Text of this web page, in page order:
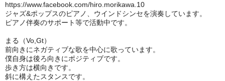
https://www.facebook.com/hiro.morikawa.10
ジャズ&ポップスのピアノ、ウインドシンセを演奏しています。
ピアノ伴奏のサポート等で活動中です。
まる（Vo,Gt）
前向きにネガティブな歌を中心に歌っています。
僕自身は後ろ向きにポジティブです。
歩き方は横向きです。
斜に構えたスタンスです。